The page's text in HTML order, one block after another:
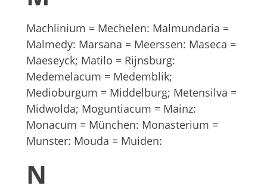
Machlinium = Mechelen: Malmundaria =
Malmedy: Marsana = Meerssen: Maseca =
Maeseyck; Matilo = Rijnsburg:
Medemelacum = Medemblik;
Medioburgum = Middelburg; Metensilva =
Midwolda; Moguntiacum = Mainz:
Monacum = München: Monasterium =
Munster: Mouda = Muiden:
N